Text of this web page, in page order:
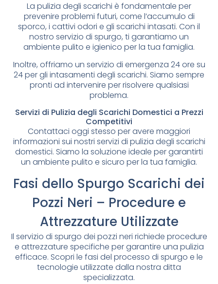
La pulizia degli scarichi è fondamentale per
prevenire problemi futuri, come l’accumulo di
sporco, i cattivi odori e gli scarichi intasati. Con il
nostro servizio di spurgo, ti garantiamo un
ambiente pulito e igienico per la tua famiglia.
Inoltre, offriamo un servizio di emergenza 24 ore su
24 per gli intasamenti degli scarichi. Siamo sempre
pronti ad intervenire per risolvere qualsiasi
problema.
Servizi di Pulizia degli Scarichi Domestici a Prezzi
Competitivi
Contattaci oggi stesso per avere maggiori
informazioni sui nostri servizi di pulizia degli scarichi
domestici. Siamo la soluzione ideale per garantirti
un ambiente pulito e sicuro per la tua famiglia.
Fasi dello Spurgo Scarichi dei
Pozzi Neri – Procedure e
Attrezzature Utilizzate
Il servizio di spurgo dei pozzi neri richiede procedure
e attrezzature specifiche per garantire una pulizia
efficace. Scopri le fasi del processo di spurgo e le
tecnologie utilizzate dalla nostra ditta
specializzata.